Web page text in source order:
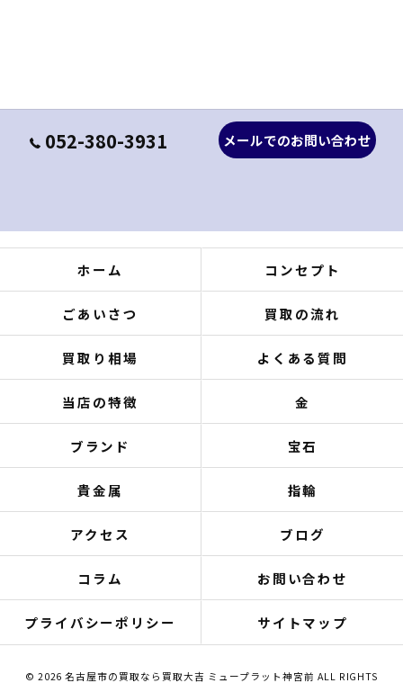
052-380-3931 メールでのお問い合わせ
ホーム コンセプト
ごあいさつ 買取の流れ
買取り相場 よくある質問
当店の特徴 金
ブランド 宝石
貴金属 指輪
アクセス ブログ
コラム お問い合わせ
プライバシーポリシー サイトマップ
© 2026 名古屋市の買取なら買取大吉 ミュープラット神宮前 ALL RIGHTS